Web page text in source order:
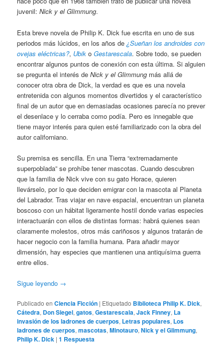
juvenil:Nick y el Glimmung.
Esta breve novela de Philip K. Dick fue escrita en uno de sus
periodos más lúcidos, en los años de ¿Sueñan los androides con
ovejas eléctricas?, Ubik oGestarescala. Sobre todo, se pueden
encontrar algunos puntos de conexión con esta última. Si alguien
se pregunta el interés deNick y el Glimmung más allá de
conocer otra obra de Dick, la verdad es que es una novela
entretenida con algunos momentos divertidos y el característico
final de un autor que en demasiadas ocasiones parecía no prever
el desenlace y lo cerraba como podía. Pero es innegable que
tiene mayor interés para quien esté familiarizado con la obra del
autor californiano.
Su premisa es sencilla. En una Tierra “extremadamente
superpoblada” se prohíbe tener mascotas. Cuando descubren
que la familia de Nick vive con su gato Horace, quieren
llevárselo, por lo que deciden emigrar con la mascota al Planeta
del Labrador. Tras viajar en nave espacial, encuentran un planeta
boscoso con un hábitat ligeramente hostil donde varias especies
interactuarán con ellos de distintas formas: habrá quienes sean
claramente molestos, otros más cariñosos y algunos tratarán de
hacer negocio con la familia humana. Para añadir mayor
dimensión, hay especies que mantienen una antiquísima guerra
entre ellos.
Sigue leyendo →
Publicado en Ciencia Ficción | Etiquetado Biblioteca Philip K. Dick,
Cátedra, Don Siegel,gatos,Gestarescala,Jack Finney, La
invasión de los ladrones de cuerpos, Letras populares, Los
ladrones de cuerpos,mascotas,Minotauro,Nick y el Glimmung,
Philip K. Dick |1 Respuesta